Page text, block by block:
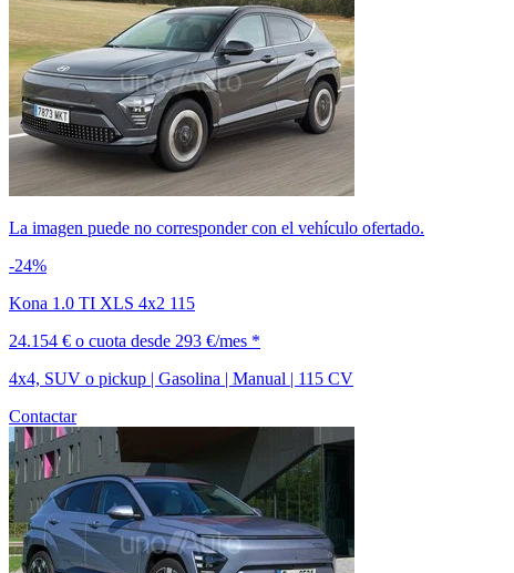
La imagen puede no corresponder con el vehículo ofertado.
-24%
Kona 1.0 TI XLS 4x2 115
24.154 € o cuota desde 293 €/mes *
4x4, SUV o pickup | Gasolina | Manual | 115 CV
Contactar